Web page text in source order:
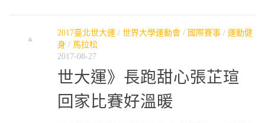
2017臺北世大運 / 世界大學運動會 / 國際賽事 / 運動健
身 / 馬拉松
2017-08-27
世大運》長跑甜心張芷瑄
回家比賽好溫暖